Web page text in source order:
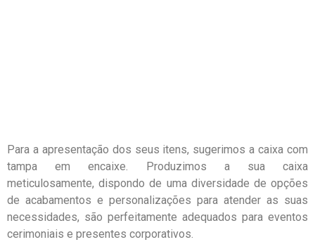
Para a apresentação dos seus itens, sugerimos a caixa com
tampa em encaixe. Produzimos a sua caixa
meticulosamente, dispondo de uma diversidade de opções
de acabamentos e personalizações para atender as suas
necessidades, são perfeitamente adequados para eventos
cerimoniais e presentes corporativos.